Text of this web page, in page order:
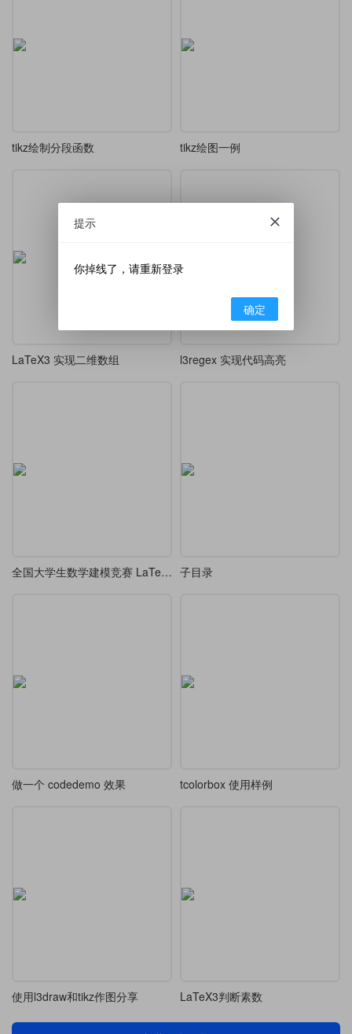
tikz绘制分段函数 tikz绘图一例
LaTeX3 实现二维数组 l3regex 实现代码高亮
全国大学生数学建模竞赛 LaTeX 模板 子目录
做一个 codedemo 效果 tcolorbox 使用样例
使用l3draw和tikz作图分享 LaTeX3判断素数
提示
你掉线了，请重新登录
确定